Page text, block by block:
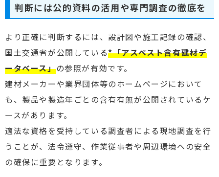
判断には公的資料の活用や専門調査の徹底を
より正確に判断するには、設計図や施工記録の確認、
国土交通省が公開している*「アスベスト含有建材デ
ータベース」の参照が有効です。
建材メーカーや業界団体等のホームページにおいて
も、製品や製造年ごとの含有有無が公開されているケ
ースがあります。
適法な資格を受持している調査者による現地調査を行
うことが、法令遵守、作業従事者や周辺環境への安全
の確保に重要となります。